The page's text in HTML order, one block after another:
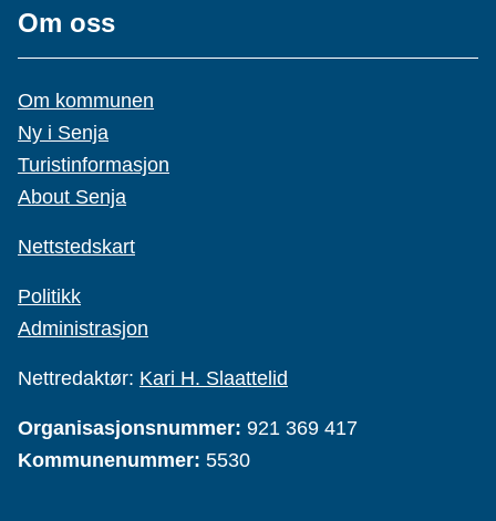
Om oss
Om kommunen
Ny i Senja
Turistinformasjon
About Senja
Nettstedskart
Politikk
Administrasjon
Nettredaktør: Kari H. Slaattelid
Organisasjonsnummer: 921 369 417
Kommunenummer: 5530